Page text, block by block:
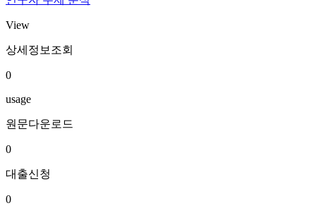
View
상세정보조회
0
usage
원문다운로드
0
대출신청
0